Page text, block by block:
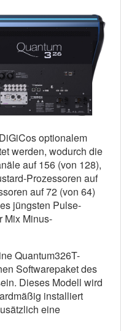
optionalem
werden, wodurch die
auf 156 (von 128),
Prozessoren auf
auf 72 (von 64)
jüngsten Pulse-
Mix Minus-
Quantum326T-
Softwarepaket des
Dieses Modell wird
installiert
eine